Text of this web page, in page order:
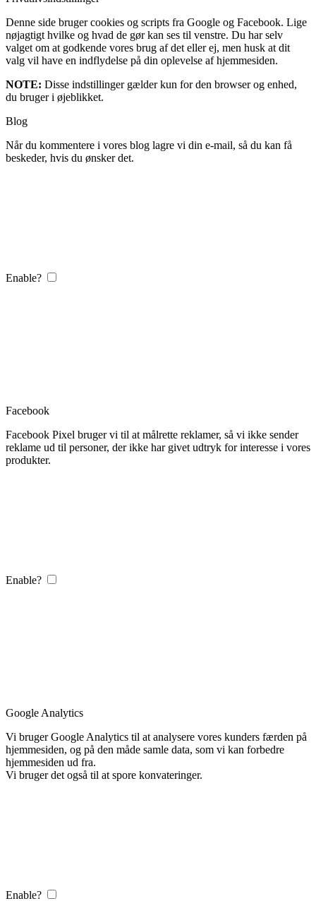
Denne side bruger cookies og scripts fra Google og Facebook. Lige
nøjagtigt hvilke og hvad de gør kan ses til venstre. Du har selv
valget om at godkende vores brug af det eller ej, men husk at dit
valg vil have en indflydelse på din oplevelse af hjemmesiden.
NOTE: Disse indstillinger gælder kun for den browser og enhed,
du bruger i øjeblikket.
Blog
Når du kommentere i vores blog lagre vi din e-mail, så du kan få
beskeder, hvis du ønsker det.
Enable?
Facebook
Facebook Pixel bruger vi til at målrette reklamer, så vi ikke sender
reklame ud til personer, der ikke har givet udtryk for interesse i vores
produkter.
Enable?
Google Analytics
Vi bruger Google Analytics til at analysere vores kunders færden på
hjemmesiden, og på den måde samle data, som vi kan forbedre
hjemmesiden ud fra.
Vi bruger det også til at spore konvateringer.
Enable?